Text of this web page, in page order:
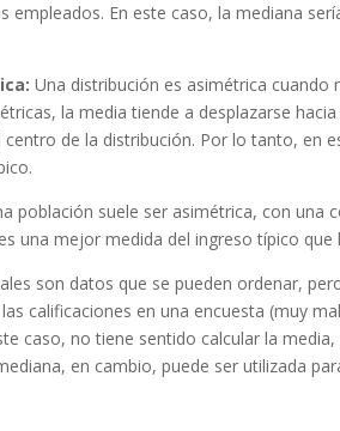
En este caso, la mediana
Una distribución es asimétrica cuando
la media tiende a desplazarse
de la distribución. Por lo tanto, en
población suele ser asimétrica, con una
una mejor medida del ingreso típico que
son datos que se pueden ordenar,
calificaciones en una encuesta (muy
caso, no tiene sentido calcular la media,
en cambio, puede ser utilizada